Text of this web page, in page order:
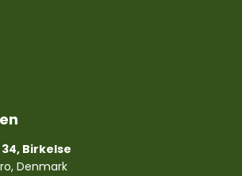
Birkelse
Denmark